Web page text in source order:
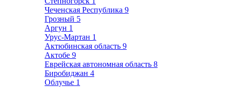
Чеченская Республика 9
Грозный 5
Аргун 1
Урус-Мартан 1
Актюбинская область 9
Актобе 9
Еврейская автономная область 8
Биробиджан 4
Облучье 1